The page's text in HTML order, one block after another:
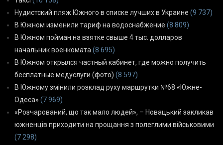
Нудистский пляж Южного в списке лучших в Украине (9 737)
В Южном изменили тариф на водоснабжение (8 809)
В Южном пойман на взятке свыше 4 тыс. долларов
начальник военкомата (8 695)
В Южном открылся частный кабинет, где можно получить
бесплатные медуслуги (фото) (8 597)
В Южному змінили розклад руху маршрутки №68 «Южне-
Одеса» (7 969)
«Розчарований, що так мало людей», – Новацький закликав
южненців приходити на прощання з полеглими військовими
(7 298)